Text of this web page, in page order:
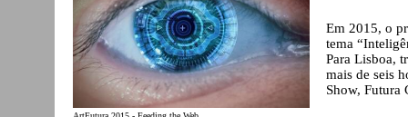
Em 2015, o
tema
Para Lisboa,
mais de seis
Show, Futura